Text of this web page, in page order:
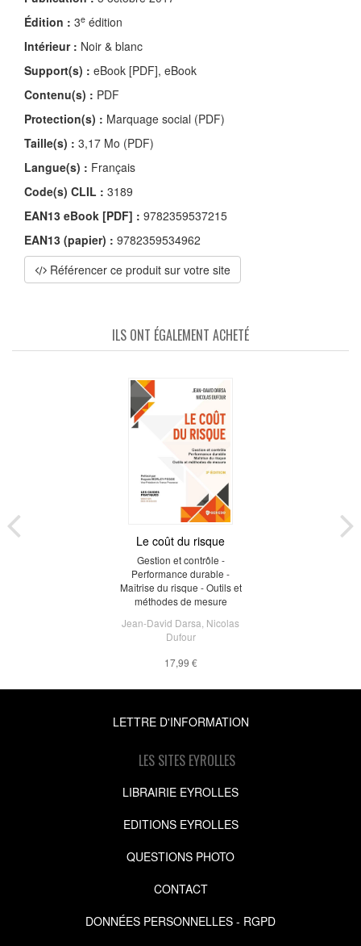
Édition : 3e édition
Intérieur : Noir & blanc
Support(s) : eBook [PDF], eBook
Contenu(s) : PDF
Protection(s) : Marquage social (PDF)
Taille(s) : 3,17 Mo (PDF)
Langue(s) : Français
Code(s) CLIL : 3189
EAN13 eBook [PDF] : 9782359537215
EAN13 (papier) : 9782359534962
Référencer ce produit sur votre site
ILS ONT ÉGALEMENT ACHETÉ
Le coût du risque
Gestion et contrôle -
Performance durable -
Maîtrise du risque - Outils et
méthodes de mesure
Jean-David Darsa Nicolas
Dufour
17,99 €
LETTRE D'INFORMATION
LES SITES EYROLLES
LIBRAIRIE EYROLLES
EDITIONS EYROLLES
QUESTIONS PHOTO
CONTACT
DONNÉES PERSONNELLES - RGPD